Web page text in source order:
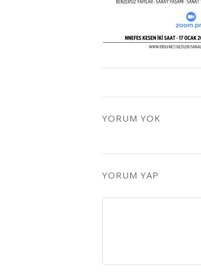
YORUM YOK
YORUM YAP